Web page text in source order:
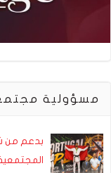
مسؤولية
بدعم من